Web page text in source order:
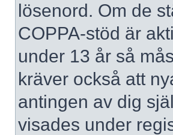
lösenord. Om de
COPPA-stöd är
under 13 år så
kräver också att
antingen av dig
visades under